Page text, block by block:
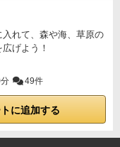
れて、森や海、草原の
げよう！
49件
に追加する